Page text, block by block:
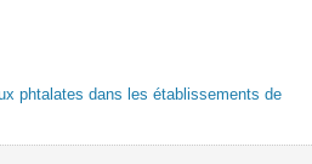
phtalates dans les établissements de